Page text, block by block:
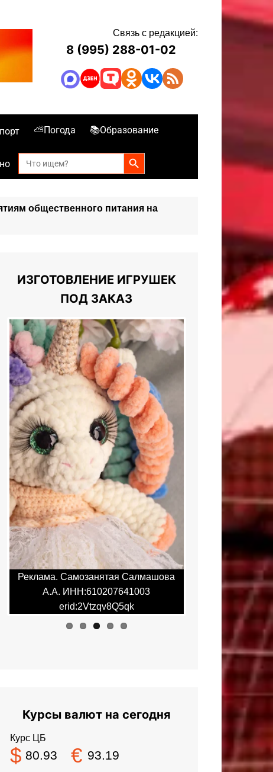
Связь с редакцией:
8 (995) 288-01-02
⛅Погода 📚Образование
Search
for:
Search Button
общественного питания на
ИЗГОТОВЛЕНИЕ ИГРУШЕК
ПОД ЗАКАЗ
Реклама. Самозанятая Салмашова
А.А. ИНН:610207641003
erid:2Vtzqv8Q5qk
А.А.
Курсы валют на сегодня
Курс ЦБ
$ 80.93 € 93.19